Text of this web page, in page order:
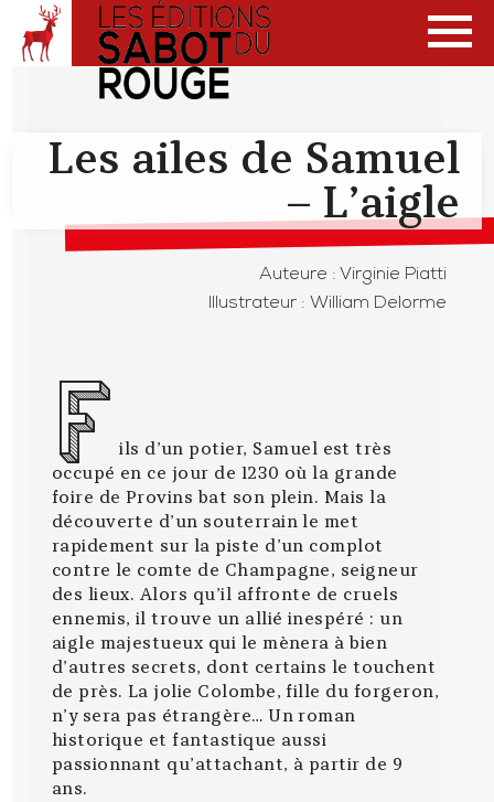
Les ailes de Samuel
– L’aigle
Auteure : Virginie Piatti
Illustrateur : William Delorme
F ils d’un potier, Samuel est très
occupé en ce jour de 1230 où la grande
foire de Provins bat son plein. Mais la
découverte d’un souterrain le met
rapidement sur la piste d’un complot
contre le comte de Champagne, seigneur
des lieux. Alors qu’il affronte de cruels
ennemis, il trouve un allié inespéré : un
aigle majestueux qui le mènera à bien
d’autres secrets, dont certains le touchent
de près. La jolie Colombe, fille du forgeron,
n’y sera pas étrangère… Un roman
historique et fantastique aussi
passionnant qu’attachant, à partir de 9
ans.